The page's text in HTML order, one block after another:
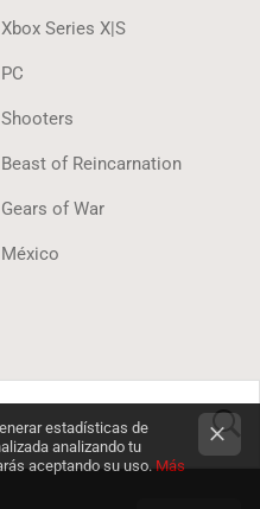
Xbox Series X|S
PC
Shooters
Beast of Reincarnation
Gears of War
México
estadísticas de
analizando tu
aceptando su uso.Más